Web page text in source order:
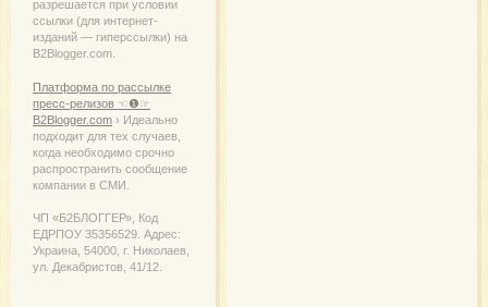
разрешается при условии
ссылки (для интернет-
изданий — гиперссылки) на
B2Blogger.com.
Платформа по рассылке
пресс-релизов ☜❶☞
B2Blogger.com › Идеально
подходит для тех случаев,
когда необходимо срочно
распространить сообщение
компании в СМИ.
ЧП «Б2БЛОГГЕР», Код
ЕДРПОУ 35356529. Адрес:
Украина, 54000, г. Николаев,
ул. Декабристов, 41/12.